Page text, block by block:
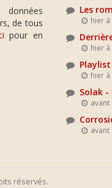
de tous
pour en
Les
hier à
hier à
hier à
Solak
avant
avant
réservés.